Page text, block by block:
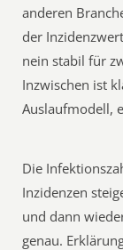
anderen
der
nein stabil für
Inzwischen ist
Auslaufmodell,
Die
Inzidenzen
und dann
genau.